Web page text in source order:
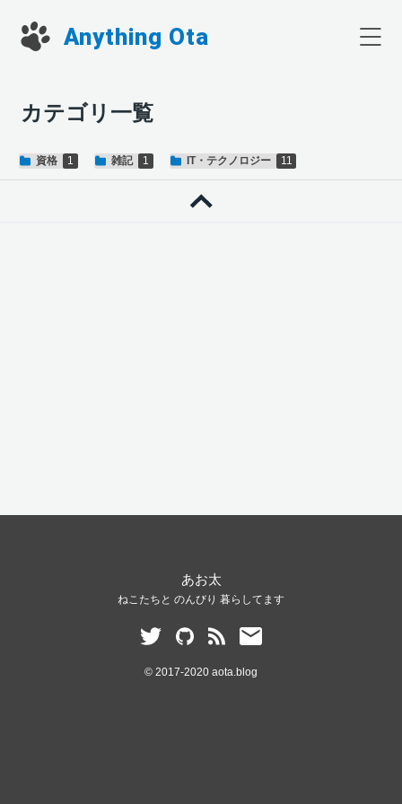
Anything Ota
カテゴリ一覧
資格 雑記 IT・テクノロジー
あお太
ねこたちと のんびり 暮らしてます
© 2017-2020 aota.blog